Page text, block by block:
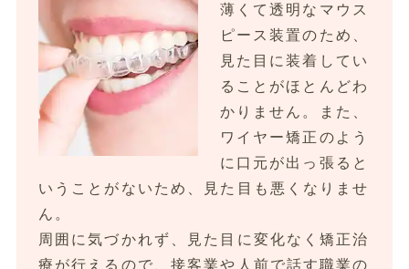
薄くて透明なマウス
ピース装置のため、
見た目に装着してい
ることがほとんどわ
かりません。また、
ワイヤー矯正のよう
に口元が出っ張ると
いうことがないため、見た目も悪くなりませ
ん。
周囲に気づかれず、見た目に変化なく矯正治
療が行えるので、接客業や人前で話す職業の